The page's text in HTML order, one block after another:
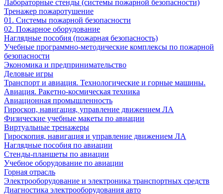
Лабораторные стенды (системы пожарной безопасности)
Тренажер пожаротушение
01. Системы пожарной безопасности
02. Пожарное оборудование
Наглядные пособия (пожарная безопасность)
Учебные программно-методические комплексы по пожарной
безопасности
Экономика и предпринимательство
Деловые игры
Транспорт и авиация. Технологические и горные машины.
Авиация. Ракетно-космическая техника
Авиационная промышленность
Гироскоп, навигация, управление движением ЛА
Физические учебные макеты по авиации
Виртуальные тренажеры
Гироскопия, навигация и управление движением ЛА
Наглядные пособия по авиации
Стенды-планшеты по авиации
Учебное оборудование по авиации
Горная отрасль
Электрооборудование и электроника транспортных средств
Диагностика электрооборудования авто